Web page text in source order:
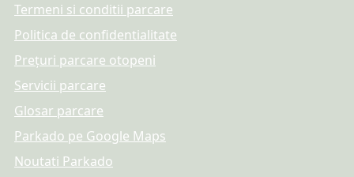
Termeni si conditii parcare
Politica de confidentialitate
Prețuri parcare otopeni
Servicii parcare
Glosar parcare
Parkado pe Google Maps
Noutati Parkado